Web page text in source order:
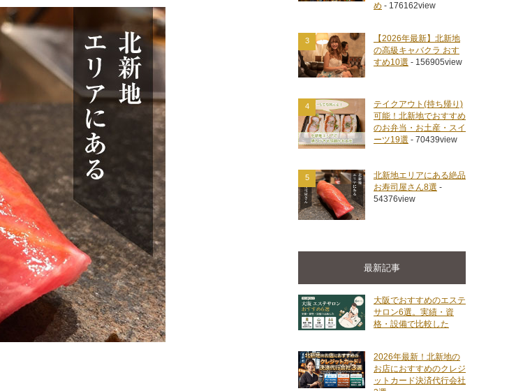
め - 176162view
3
【2026年最新】北新地
の高級キャバクラ おす
すめ10選 - 156905view
4
テイクアウト(持ち帰り)
可能！北新地でおすすめ
のお弁当・お土産・スイ
ーツ19選 - 70439view
5
北新地エリアにある絶品
お寿司屋さん8選 -
54376view
最新記事
大阪でおすすめのエステ
サロン6選。実績・資
格・設備で比較した
2026年最新！北新地の
お店におすすめのクレジ
ットカード決済代行会社